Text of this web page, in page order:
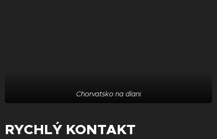
Chorvatsko na dlani
RYCHLÝ KONTAKT